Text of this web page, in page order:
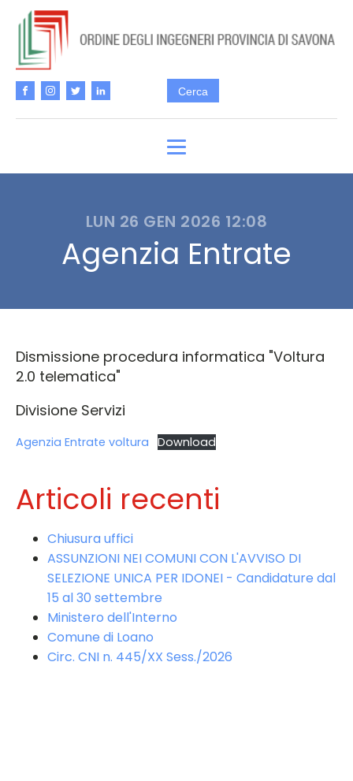
LUN 26 GEN 2026 12:08
Agenzia Entrate
Dismissione procedura informatica "Voltura
2.0 telematica"
Divisione Servizi
Agenzia Entrate voltura Download
Articoli recenti
Chiusura uffici
ASSUNZIONI NEI COMUNI CON L'AVVISO DI
SELEZIONE UNICA PER IDONEI - Candidature dal
15 al 30 settembre
Ministero dell'Interno
Comune di Loano
Circ. CNI n. 445/XX Sess./2026